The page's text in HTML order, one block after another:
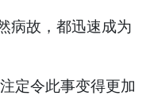
病故，都迅速成为
定令此事变得更加